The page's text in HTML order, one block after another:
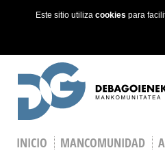
Este sitio utiliza cookies para
Skip to main content
INICIO MANCOMUNIDAD